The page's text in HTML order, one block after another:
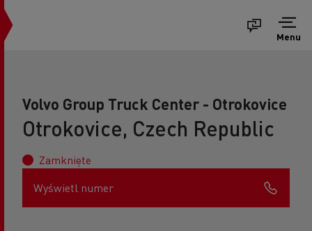
Menu
Volvo Group Truck Center - Otrokovice
Otrokovice, Czech Republic
Zamknięte
Wyświetl numer